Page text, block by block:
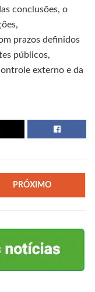
conclusões, o
prazos definidos
públicos,
externo e da
PRÓXIMO